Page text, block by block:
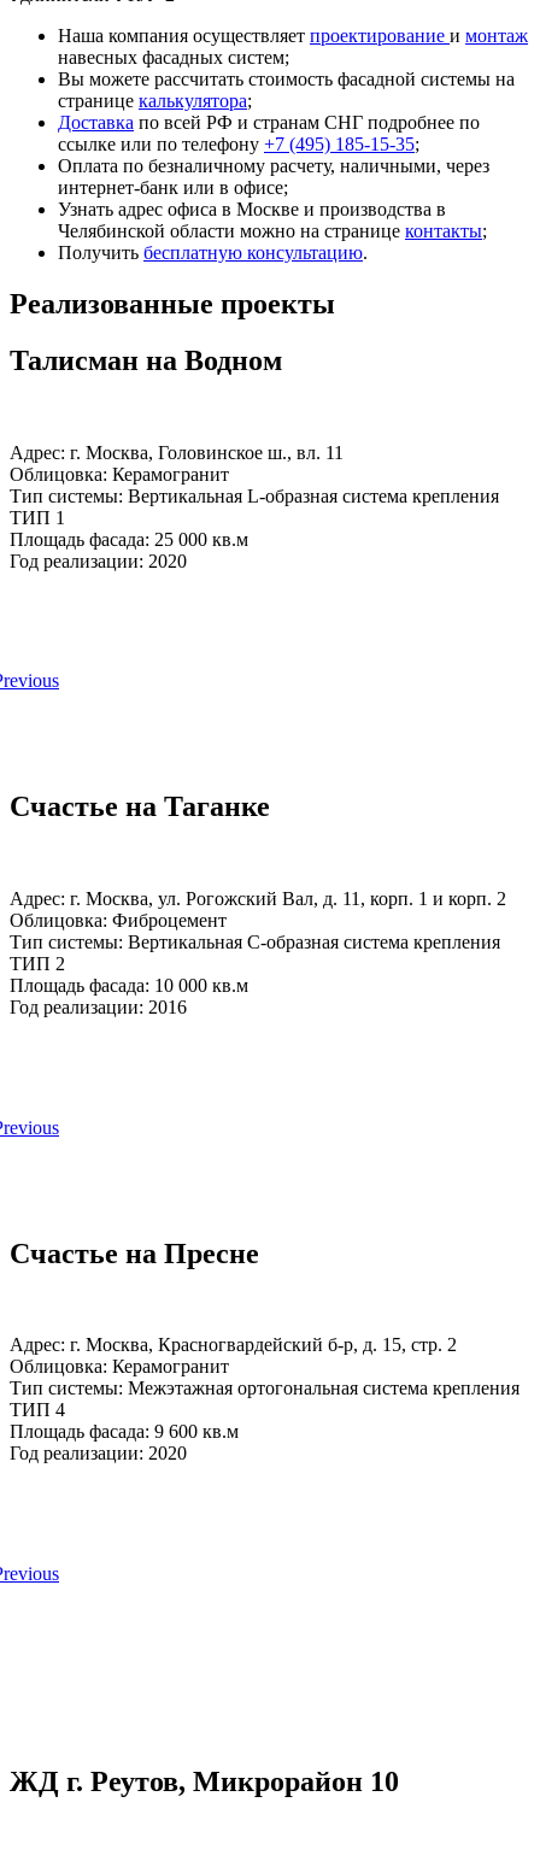
Наша компания осуществляет проектирование и монтаж
навесных фасадных систем;
Вы можете рассчитать стоимость фасадной системы на
странице калькулятора;
Доставка по всей РФ и странам СНГ подробнее по
ссылке или по телефону +7 (495) 185-15-35;
Оплата по безналичному расчету, наличными, через
интернет-банк или в офисе;
Узнать адрес офиса в Москве и производства в
Челябинской области можно на странице контакты;
Получить бесплатную консультацию.
Реализованные проекты
Талисман на Водном
Адрес: г. Москва, Головинское ш., вл. 11
Облицовка: Керамогранит
Тип системы: Вертикальная L-образная система крепления
ТИП 1
Площадь фасада: 25 000 кв.м
Год реализации: 2020
Счастье на Таганке
Адрес: г. Москва, ул. Рогожский Вал, д. 11, корп. 1 и корп. 2
Облицовка: Фиброцемент
Тип системы: Вертикальная С-образная система крепления
ТИП 2
Площадь фасада: 10 000 кв.м
Год реализации: 2016
Счастье на Пресне
Адрес: г. Москва, Красногвардейский б-р, д. 15, стр. 2
Облицовка: Керамогранит
Тип системы: Межэтажная ортогональная система крепления
ТИП 4
Площадь фасада: 9 600 кв.м
Год реализации: 2020
ЖД г. Реутов, Микрорайон 10